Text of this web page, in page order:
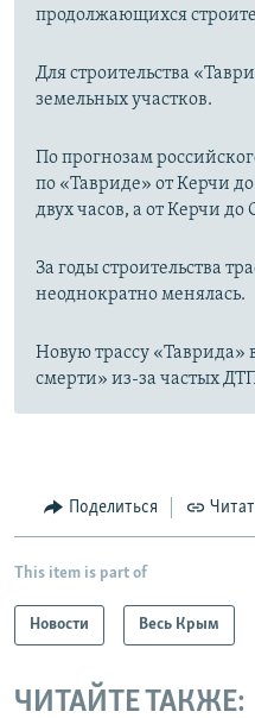
продолжающихся
Для строительства
земельных участков.
По прогнозам
по «Тавриде» от Керчи
двух часов, а от Керчи до
За годы строительства
неоднократно менялась.
Новую трассу
смерти» из-за частых
Поделиться
This item is part of
Новости Весь Крым
ЧИТАЙТЕ ТАКЖЕ: